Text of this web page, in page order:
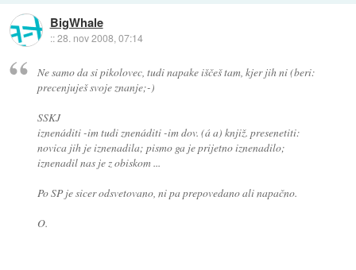
BigWhale
::28. nov 2008, 07:14
Ne samo da si pikolovec, tudi napake iščeš tam, kjer jih ni (beri:
precenjuješ svoje znanje;-)
SSKJ
iznenáditi -im tudi znenáditi -im dov. (á a) knjiž. presenetiti:
novica jih je iznenadila; pismo ga je prijetno iznenadilo;
iznenadil nas je z obiskom ...
Po SP je sicer odsvetovano, ni pa prepovedano ali napačno.
O.